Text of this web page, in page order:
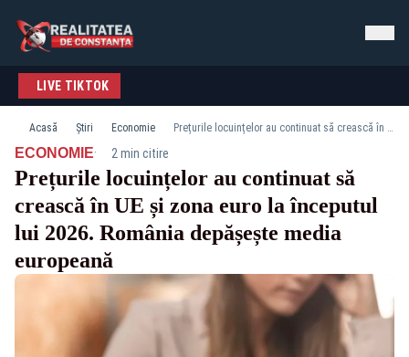
LIVE TIKTOK
Acasă Știri Economie Prețurile locuințelor au continuat să crească în UE și zona euro la începutul lui 2026. România depășește media europeană
ECONOMIE· 2 min citire
Prețurile locuințelor au continuat să
crească în UE și zona euro la începutul
lui 2026. România depășește media
europeană